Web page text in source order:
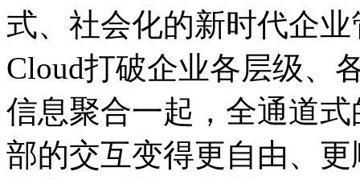
式、社会化的新时代企
Cloud打破企业各层级、
信息聚合一起，全通道
部的交互变得更自由、